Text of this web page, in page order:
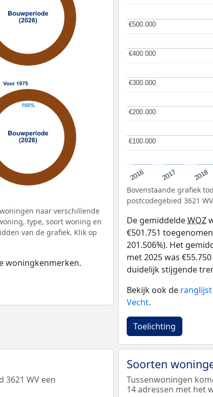
naar verschillende
type, soort woning en
van de grafiek. Klik op
woningkenmerken.
2016 2017 2018
€100.000
€100.000
€200.000
€200.000
€300.000
€300.000
€400.000
€400.000
€500.000
€500.000
Bovenstaande grafiek
postcodegebied 3621
De gemiddeldeWOZ
€501.751
201.506%). Het
met 2025 was
duidelijk stijgende
Bekijk ook de
Vecht.
Toelichting
3621 WV een
Soorten
Tussenwoningen
14 adressen met het